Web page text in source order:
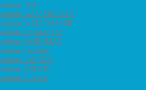
TKF
WASSERFALLE
WELTWASSER
Водный Мир
МОНОМАХ
H-серия
JACUZZI
TRITON
К-серия